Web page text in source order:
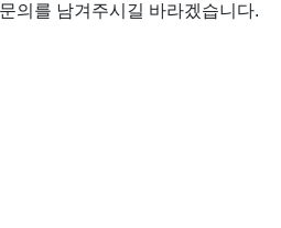
의를 남겨주시길 바라겠습니다.